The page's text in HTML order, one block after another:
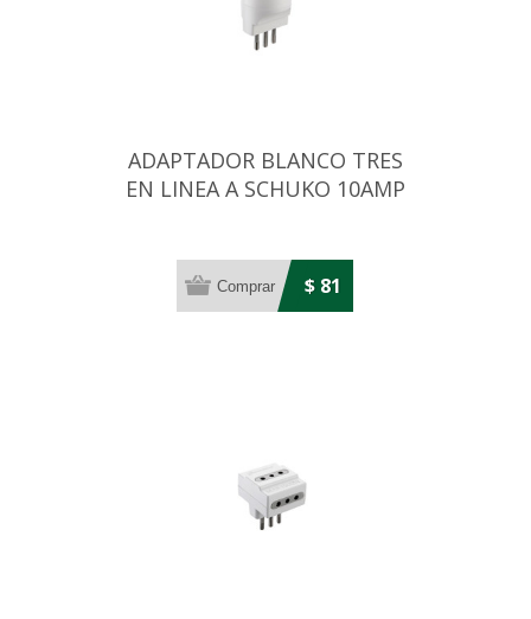
ADAPTADOR BLANCO TRES
EN LINEA A SCHUKO 10AMP
$ 81